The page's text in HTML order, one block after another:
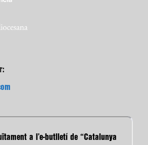
a l’e-butlletí de “Catalunya